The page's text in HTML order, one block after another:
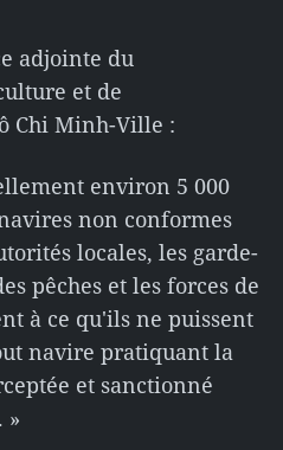
adjointe du
et de
Chi Minh-Ville :
environ 5 000
non conformes
locales, les garde-
pêches et les forces de
à ce qu'ils ne puissent
navire pratiquant la
et sanctionné
»